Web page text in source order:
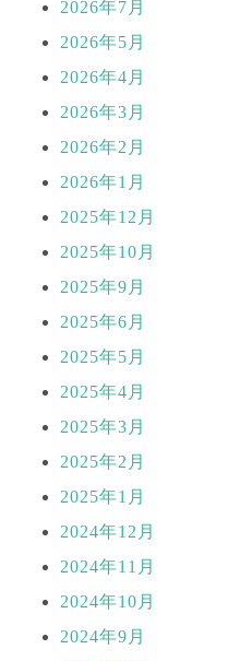
2026年7月
2026年5月
2026年4月
2026年3月
2026年2月
2026年1月
2025年12月
2025年10月
2025年9月
2025年6月
2025年5月
2025年4月
2025年3月
2025年2月
2025年1月
2024年12月
2024年11月
2024年10月
2024年9月